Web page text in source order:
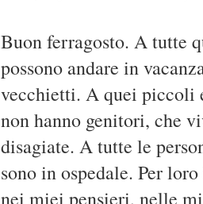
Buon ferragosto. A tutte
possono andare in
vecchietti. A quei piccoli
non hanno genitori, che
disagiate. A tutte le
sono in ospedale. Per
nei miei pensieri, nelle